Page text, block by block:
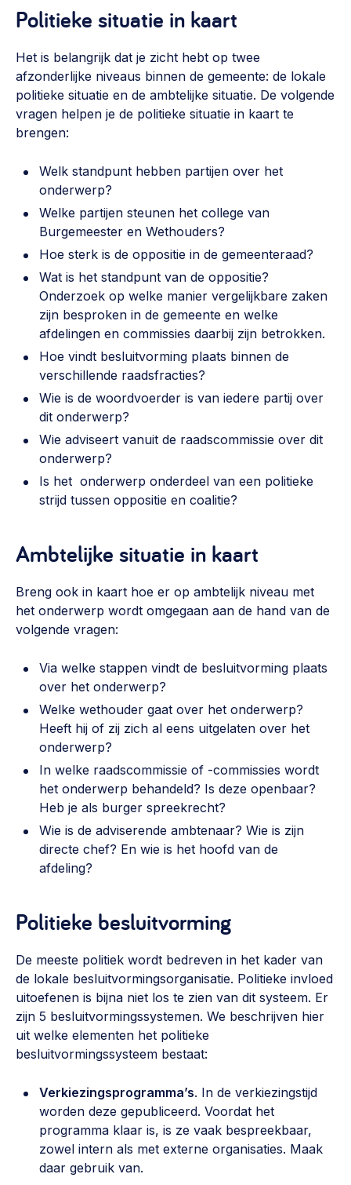
Samenwerken en lokale politiek
Lobbyen, invloed uitoefenen, maatschappelijke impact >
Omgevingswet en gebiedsontwikkeling
invoering omgevingswet, participatie,
Politieke situatie in kaart
Het is belangrijk dat je zicht hebt op twee
afzonderlijke niveaus binnen de gemeente: de lokale
politieke situatie en de ambtelijke situatie. De volgende
vragen helpen je de politieke situatie in kaart te
brengen:
Welk standpunt hebben partijen over het
onderwerp?
Welke partijen steunen het college van
Burgemeester en Wethouders?
Hoe sterk is de oppositie in de gemeenteraad?
Wat is het standpunt van de oppositie?
Onderzoek op welke manier vergelijkbare zaken
zijn besproken in de gemeente en welke
afdelingen en commissies daarbij zijn betrokken.
Hoe vindt besluitvorming plaats binnen de
verschillende raadsfracties?
Wie is de woordvoerder is van iedere partij over
dit onderwerp?
Wie adviseert vanuit de raadscommissie over dit
onderwerp?
Is het onderwerp onderdeel van een politieke
strijd tussen oppositie en coalitie?
Ambtelijke situatie in kaart
Breng ook in kaart hoe er op ambtelijk niveau met
het onderwerp wordt omgegaan aan de hand van de
volgende vragen:
Via welke stappen vindt de besluitvorming plaats
over het onderwerp?
Welke wethouder gaat over het onderwerp?
Heeft hij of zij zich al eens uitgelaten over het
onderwerp?
In welke raadscommissie of -commissies wordt
het onderwerp behandeld? Is deze openbaar?
Heb je als burger spreekrecht?
Wie is de adviserende ambtenaar? Wie is zijn
directe chef? En wie is het hoofd van de
afdeling?
Politieke besluitvorming
De meeste politiek wordt bedreven in het kader van
de lokale besluitvormingsorganisatie. Politieke invloed
uitoefenen is bijna niet los te zien van dit systeem. Er
zijn 5 besluitvormingssystemen. We beschrijven hier
uit welke elementen het politieke
besluitvormingssysteem bestaat:
Verkiezingsprogramma’s. In de verkiezingstijd
worden deze gepubliceerd. Voordat het
programma klaar is, is ze vaak bespreekbaar,
zowel intern als met externe organisaties. Maak
daar gebruik van.